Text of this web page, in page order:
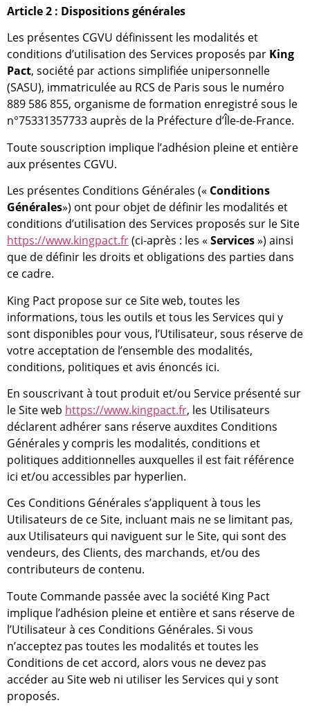
Article 2 : Dispositions générales
Les présentes CGVU définissent les modalités et
conditions d’utilisation des Services proposés par King
Pact, société par actions simplifiée unipersonnelle
(SASU), immatriculée au RCS de Paris sous le numéro
889 586 855, organisme de formation enregistré sous le
n°75331357733 auprès de la Préfecture d’Île-de-France.
Toute souscription implique l’adhésion pleine et entière
aux présentes CGVU.
Les présentes Conditions Générales (« Conditions
Générales») ont pour objet de définir les modalités et
conditions d’utilisation des Services proposés sur le Site
https://www.kingpact.fr(ci-après : les « Services») ainsi
que de définir les droits et obligations des parties dans
ce cadre.
King Pact propose sur ce Site web, toutes les
informations, tous les outils et tous les Services qui y
sont disponibles pour vous, l’Utilisateur, sous réserve de
votre acceptation de l’ensemble des modalités,
conditions, politiques et avis énoncés ici.
En souscrivant à tout produit et/ou Service présenté sur
le Site web https://www.kingpact.fr, les Utilisateurs
déclarent adhérer sans réserve auxdites Conditions
Générales y compris les modalités, conditions et
politiques additionnelles auxquelles il est fait référence
ici et/ou accessibles par hyperlien.
Ces Conditions Générales s’appliquent à tous les
Utilisateurs de ce Site, incluant mais ne se limitant pas,
aux Utilisateurs qui naviguent sur le Site, qui sont des
vendeurs, des Clients, des marchands, et/ou des
contributeurs de contenu.
Toute Commande passée avec la société King Pact
implique l’adhésion pleine et entière et sans réserve de
l’Utilisateur à ces Conditions Générales. Si vous
n’acceptez pas toutes les modalités et toutes les
Conditions de cet accord, alors vous ne devez pas
accéder au Site web ni utiliser les Services qui y sont
proposés.